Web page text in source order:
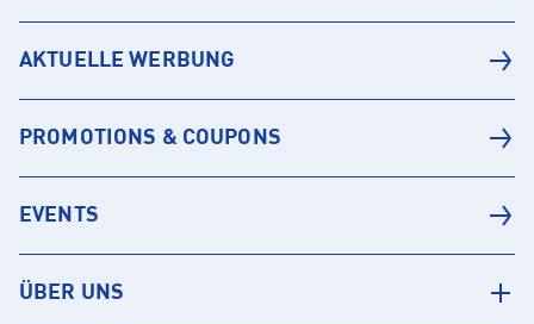
AKTUELLE WERBUNG
PROMOTIONS & COUPONS
EVENTS
ÜBER UNS